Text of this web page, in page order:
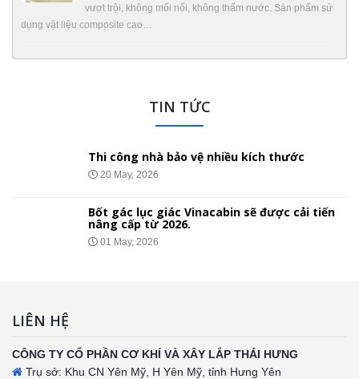
vượt trội, không mối nối, không thấm nước. Sản phẩm sử
dụng vật liệu composite cao…
TIN TỨC
Thi công nhà bảo vệ nhiều kích thước
20 May, 2026
Bốt gác lục giác Vinacabin sẽ được cải tiến
nâng cấp từ 2026.
01 May, 2026
LIÊN HỆ
CÔNG TY CỔ PHẦN CƠ KHÍ VÀ XÂY LẮP THÁI HƯNG
Trụ sở: Khu CN Yên Mỹ, H Yên Mỹ, tỉnh Hưng Yên